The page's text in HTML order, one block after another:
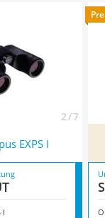
2026
2 / 7
EXPS I
I